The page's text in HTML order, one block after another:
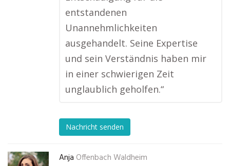
entstandenen
Unannehmlichkeiten
ausgehandelt. Seine Expertise
und sein Verständnis haben mir
in einer schwierigen Zeit
unglaublich geholfen.“
Nachricht senden
Anja Offenbach Waldheim